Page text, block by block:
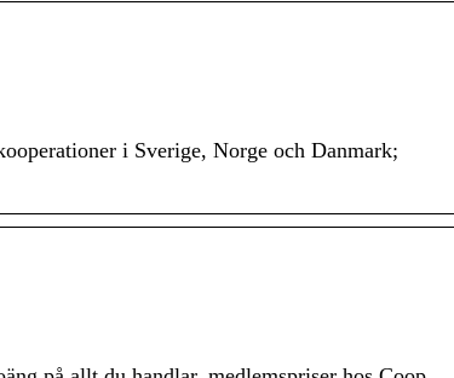
i Sverige, Norge och Danmark;